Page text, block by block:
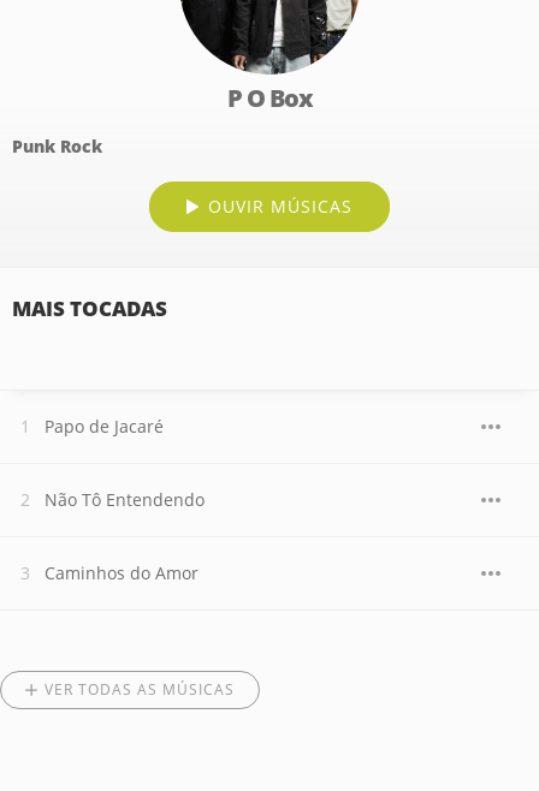
P O Box
Punk Rock
OUVIR MÚSICAS
MAIS TOCADAS
Papo de Jacaré
Não Tô Entendendo
Caminhos do Amor
VER TODAS AS MÚSICAS